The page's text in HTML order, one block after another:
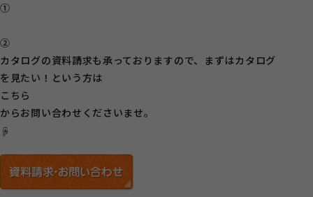
①
②
カタログの資料請求も承っておりますので、まずはカタログ
を見たい！という方は
こちら
からお問い合わせくださいませ。
☟